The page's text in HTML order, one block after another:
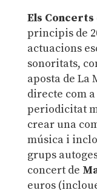
Els Concerts
principis de
actuacions
sonoritats,
aposta de La
directe com
periodicitat
crear una
música i
grups
concert de
euros